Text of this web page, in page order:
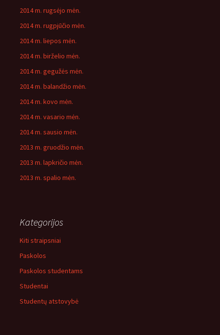
2014 m. rugsėjo mėn.
2014 m. rugpjūčio mėn.
2014 m. liepos mėn.
2014 m. birželio mėn.
2014 m. gegužės mėn.
2014 m. balandžio mėn.
2014 m. kovo mėn.
2014 m. vasario mėn.
2014 m. sausio mėn.
2013 m. gruodžio mėn.
2013 m. lapkričio mėn.
2013 m. spalio mėn.
Kategorijos
Kiti straipsniai
Paskolos
Paskolos studentams
Studentai
Studentų atstovybė